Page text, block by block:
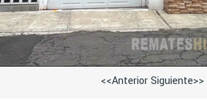
<<AnteriorSiguiente>>